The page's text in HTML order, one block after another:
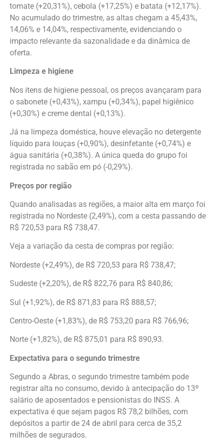
tomate (+20,31%), cebola (+17,25%) e batata (+12,17%).
No acumulado do trimestre, as altas chegam a 45,43%,
14,06% e 14,04%, respectivamente, evidenciando o
impacto relevante da sazonalidade e da dinâmica de
oferta.
Limpeza e higiene
Nos itens de higiene pessoal, os preços avançaram para
o sabonete (+0,43%), xampu (+0,34%), papel higiênico
(+0,30%) e creme dental (+0,13%).
Já na limpeza doméstica, houve elevação no detergente
líquido para louças (+0,90%), desinfetante (+0,74%) e
água sanitária (+0,38%). A única queda do grupo foi
registrada no sabão em pó (-0,29%).
Preços por região
Quando analisadas as regiões, a maior alta em março foi
registrada no Nordeste (2,49%), com a cesta passando de
R$ 720,53 para R$ 738,47.
Veja a variação da cesta de compras por região:
Nordeste (+2,49%), de R$ 720,53 para R$ 738,47;
Sudeste (+2,20%), de R$ 822,76 para R$ 840,86;
Sul (+1,92%), de R$ 871,83 para R$ 888,57;
Centro-Oeste (+1,83%), de R$ 753,20 para R$ 766,96;
Norte (+1,82%), de R$ 875,01 para R$ 890,93.
Expectativa para o segundo trimestre
Segundo a Abras, o segundo trimestre também pode
registrar alta no consumo, devido à antecipação do 13º
salário de aposentados e pensionistas do INSS. A
expectativa é que sejam pagos R$ 78,2 bilhões, com
depósitos a partir de 24 de abril para cerca de 35,2
milhões de segurados.